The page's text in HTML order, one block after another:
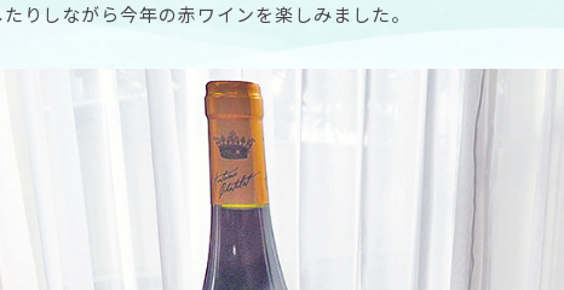
りしながら今年の赤ワインを楽しみました。